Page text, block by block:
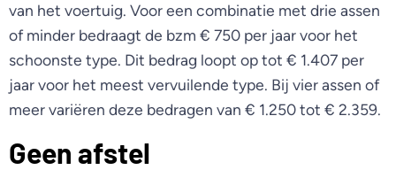
van het voertuig. Voor een combinatie met drie assen
of minder bedraagt de bzm € 750 per jaar voor het
schoonste type. Dit bedrag loopt op tot € 1.407 per
jaar voor het meest vervuilende type. Bij vier assen of
meer variëren deze bedragen van € 1.250 tot € 2.359.
Geen afstel